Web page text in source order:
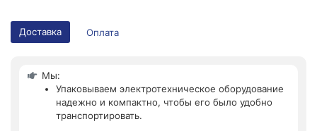
Доставка Оплата
Мы:
Упаковываем электротехническое оборудование
надежно и компактно, чтобы его было удобно
транспортировать.